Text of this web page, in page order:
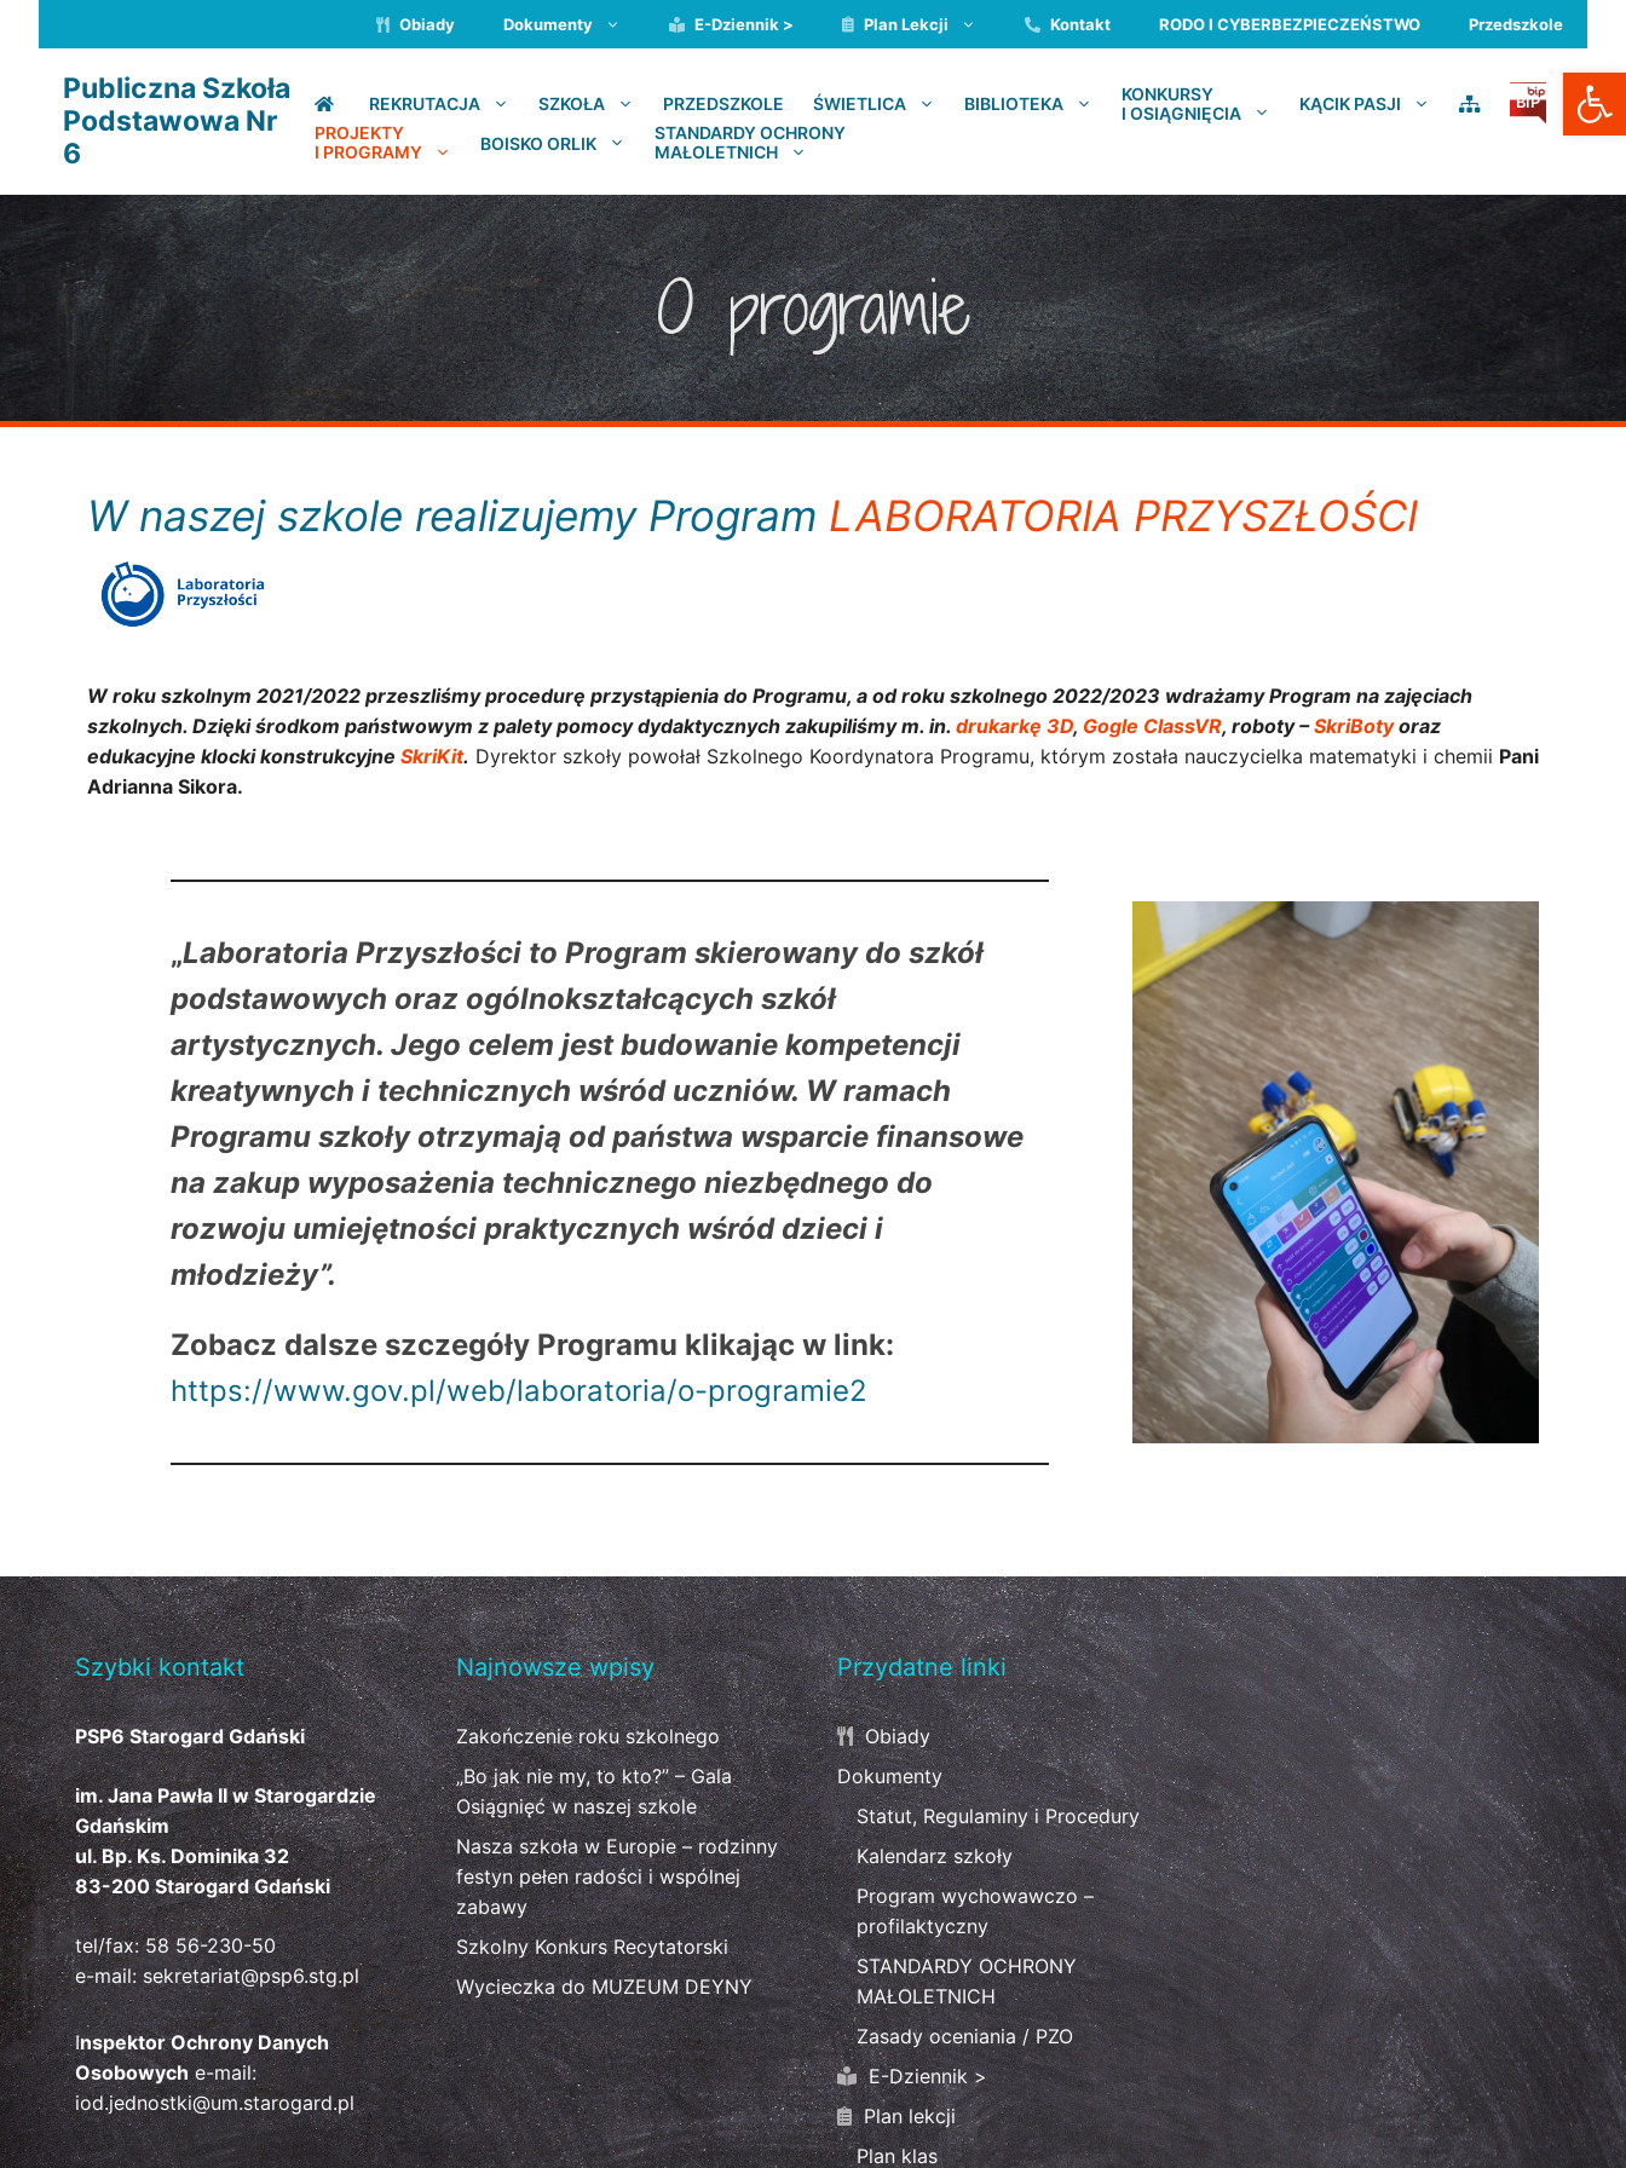
Obiady Dokumenty E-Dziennik > Plan Lekcji Kontakt RODO I CYBERBEZPIECZEŃSTWO Przedszkole
Publiczna Szkoła
Podstawowa Nr
6
REKRUTACJA SZKOŁA PRZEDSZKOLE ŚWIETLICA BIBLIOTEKA
KONKURSY
I OSIĄGNIĘCIA
KĄCIK PASJI BIP
PROJEKTY
I PROGRAMY
BOISKO ORLIK
STANDARDY OCHRONY
MAŁOLETNICH
O programie
W naszej szkole realizujemy Program LABORATORIA PRZYSZŁOŚCI
W roku szkolnym 2021/2022 przeszliśmy procedurę przystąpienia do Programu, a od roku szkolnego 2022/2023 wdrażamy Program na zajęciach
szkolnych. Dzięki środkom państwowym z palety pomocy dydaktycznych zakupiliśmy m. in. drukarkę 3D, Gogle ClassVR, roboty –SkriBotyoraz
edukacyjne klocki konstrukcyjne SkriKit. Dyrektor szkoły powołał Szkolnego Koordynatora Programu, którym została nauczycielka matematyki i chemii Pani
Adrianna Sikora.
„Laboratoria Przyszłości to Program skierowany do szkół
podstawowych oraz ogólnokształcących szkół
artystycznych. Jego celem jest budowanie kompetencji
kreatywnych i technicznych wśród uczniów. W ramach
Programu szkoły otrzymają od państwa wsparcie finansowe
na zakup wyposażenia technicznego niezbędnego do
rozwoju umiejętności praktycznych wśród dzieci i
młodzieży”.
Zobacz dalsze szczegóły Programu klikając w link:
https://www.gov.pl/web/laboratoria/o-programie2
Szybki kontakt
PSP6 Starogard Gdański
im. Jana Pawła II w Starogardzie
Gdańskim
ul. Bp. Ks. Dominika 32
83-200 Starogard Gdański
tel/fax: 58 56-230-50
e-mail: sekretariat@psp6.stg.pl
Inspektor Ochrony Danych
Osobowyche-mail:
iod.jednostki@um.starogard.pl
Najnowsze wpisy
Zakończenie roku szkolnego
„Bo jak nie my, to kto?” – Gala
Osiągnięć w naszej szkole
Nasza szkoła w Europie – rodzinny
festyn pełen radości i wspólnej
zabawy
Szkolny Konkurs Recytatorski
Wycieczka do MUZEUM DEYNY
Przydatne linki
Obiady
Dokumenty
Statut, Regulaminy i Procedury
Kalendarz szkoły
Program wychowawczo –
profilaktyczny
STANDARDY OCHRONY
MAŁOLETNICH
Zasady oceniania / PZO
E-Dziennik >
Plan lekcji
Plan klas